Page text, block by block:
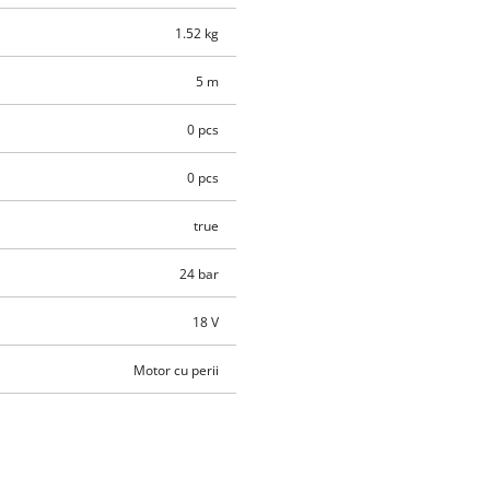
1.52 kg
5 m
0 pcs
0 pcs
true
24 bar
18 V
Motor cu perii